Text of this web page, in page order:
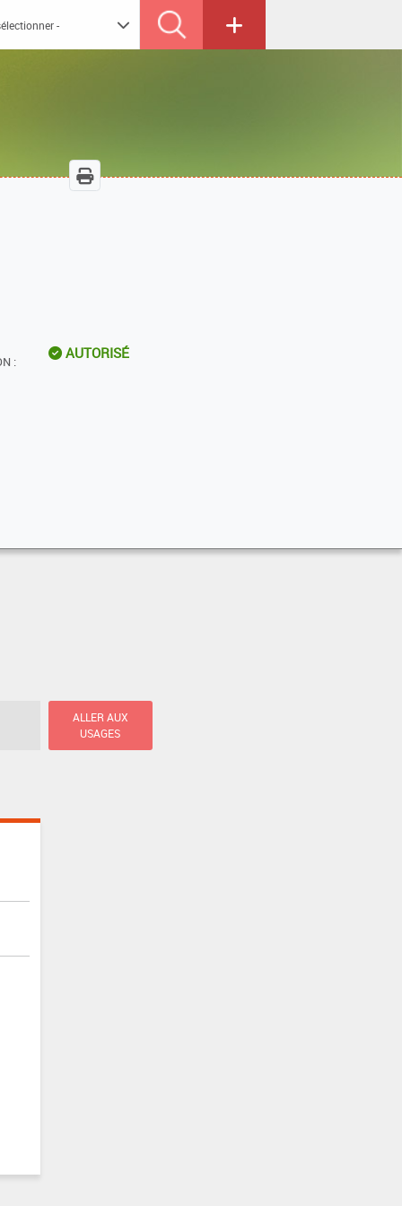
:
AUTORISÉ
ALLER AUX
USAGES